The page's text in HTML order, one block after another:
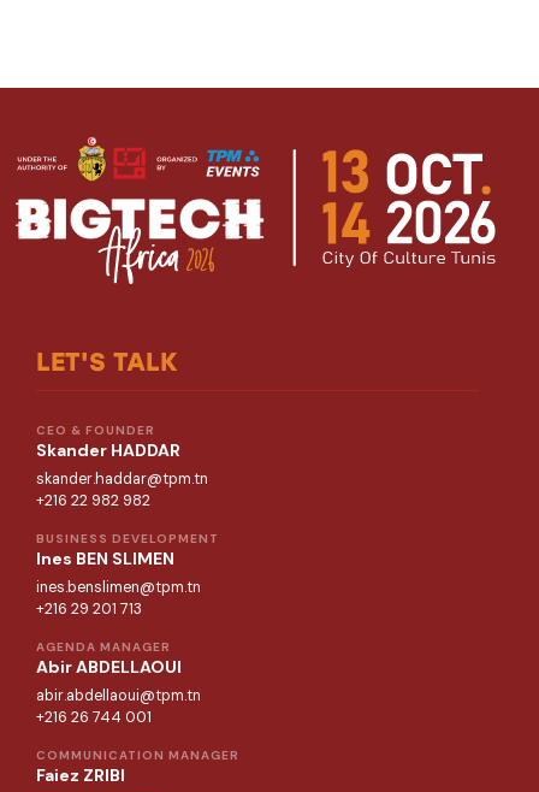
LET'S TALK
CEO & FOUNDER
Skander HADDAR
skander.haddar@tpm.tn
+216 22 982 982
BUSINESS DEVELOPMENT
Ines BEN SLIMEN
ines.benslimen@tpm.tn
+216 29 201 713
AGENDA MANAGER
Abir ABDELLAOUI
abir.abdellaoui@tpm.tn
+216 26 744 001
COMMUNICATION MANAGER
Faiez ZRIBI